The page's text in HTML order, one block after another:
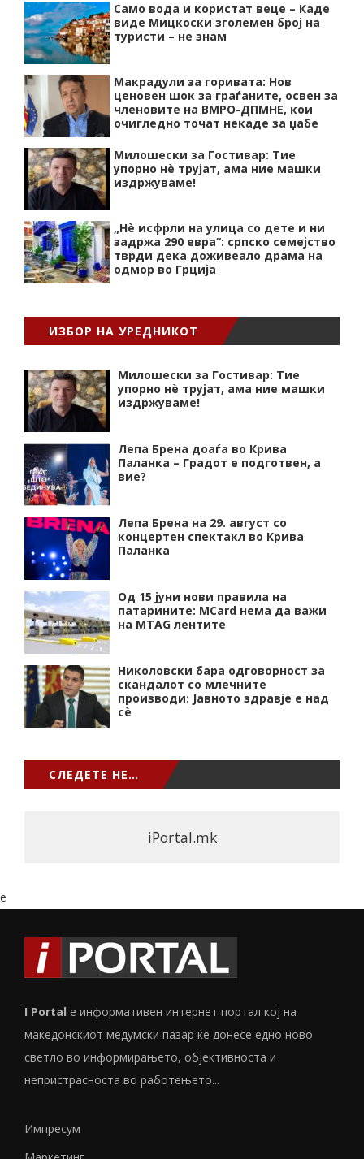
Само вода и користат веце – Каде
виде Мицкоски зголемен број на
туристи – не знам
Макрадули за горивата: Нов
ценовен шок за граѓаните, освен за
членовите на ВМРО-ДПМНЕ, кои
очигледно точат некаде за џабе
Милошески за Гостивар: Тие
упорно нѐ трујат, ама ние машки
издржуваме!
„Нѐ исфрли на улица со дете и ни
задржа 290 евра“: српско семејство
тврди дека доживеало драма на
одмор во Грција
ИЗБОР НА УРЕДНИКОТ
Милошески за Гостивар: Тие
упорно нѐ трујат, ама ние машки
издржуваме!
Лепа Брена доаѓа во Крива
Паланка – Градот е подготвен, а
вие?
Лепа Брена на 29. август со
концертен спектакл во Крива
Паланка
Од 15 јуни нови правила на
патарините: MCard нема да важи
на MTAG лентите
Николовски бара одговорност за
скандалот со млечните
производи: Јавното здравје е над
сѐ
СЛЕДЕТЕ НЕ…
iPortal.mk
e
I Portal е информативен интернет портал кој на
македонскиот медумски пазар ќе донесе едно ново
светло во информирањето, објективноста и
непристрасноста во работењето...
Импресум